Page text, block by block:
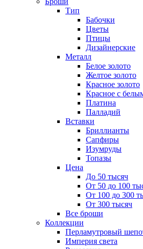
Тип
Бабочки
Цветы
Птицы
Дизайнерские
Металл
Белое золото
Желтое золото
Красное золото
Красное с
Платина
Палладий
Вставки
Бриллианты
Сапфиры
Изумруды
Топазы
Цена
До 50 тысяч
От 50 до 100
От 100 до 300
От 300 тысяч
Все броши
Коллекции
Перламутровый
Империя света